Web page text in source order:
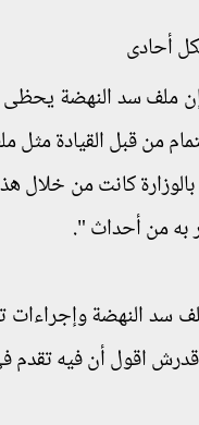
أحادى
ملف سد النهضة يحظى
من قبل القيادة مثل
كانت من خلال
به من أحداث ".
سد النهضة وإجراءات
قدرش اقول أن فيه تقدم